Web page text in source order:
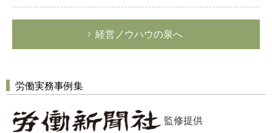
経営ノウハウの泉へ
労働実務事例集
監修提供